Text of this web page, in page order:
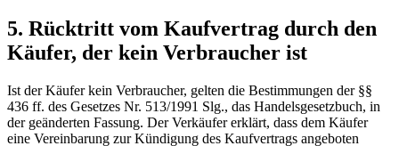
5. Rücktritt vom Kaufvertrag durch den
Käufer, der kein Verbraucher ist
Ist der Käufer kein Verbraucher, gelten die Bestimmungen der §§
436 ff. des Gesetzes Nr. 513/1991 Slg., das Handelsgesetzbuch, in
der geänderten Fassung. Der Verkäufer erklärt, dass dem Käufer
eine Vereinbarung zur Kündigung des Kaufvertrags angeboten